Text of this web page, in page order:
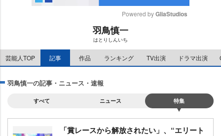
e
Powered by GliaStudios
羽鳥慎一
はとりしんいち
芸能人TOP 記事 作品 ランキング TV出演 ドラマ出演
羽鳥慎一の記事・ニュース・速報
すべて ニュース 特集
「賞レースから解放されたい」、“エリート